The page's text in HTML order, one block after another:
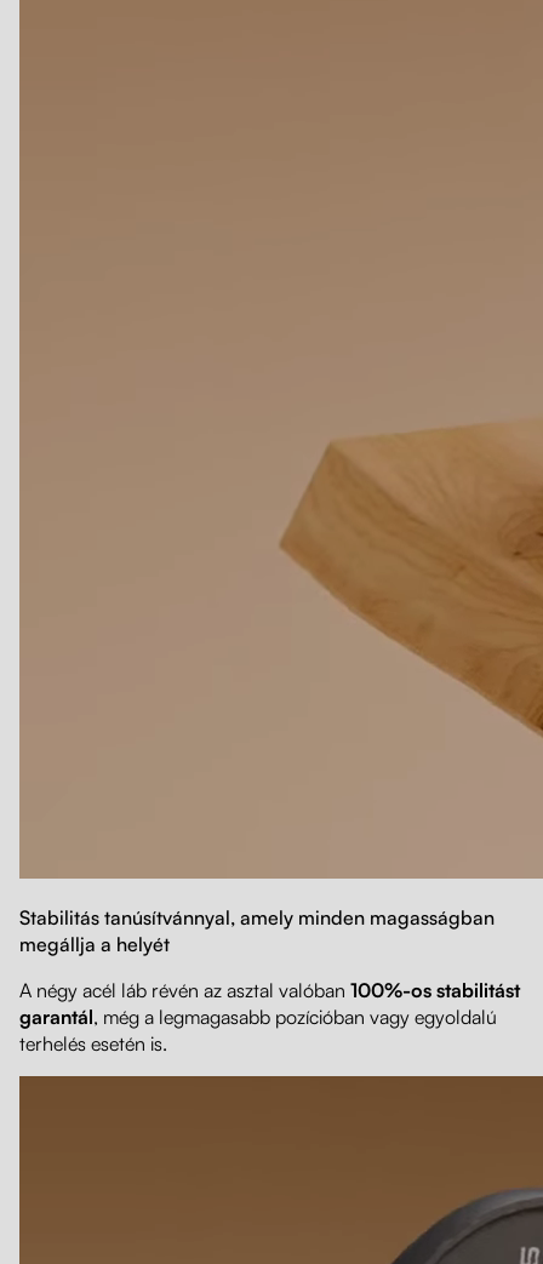
Stabilitás tanúsítvánnyal, amely minden magasságban
megállja a helyét
A négy acél láb révén az asztal valóban 100%-os stabilitást
garantál, még a legmagasabb pozícióban vagy egyoldalú
terhelés esetén is.